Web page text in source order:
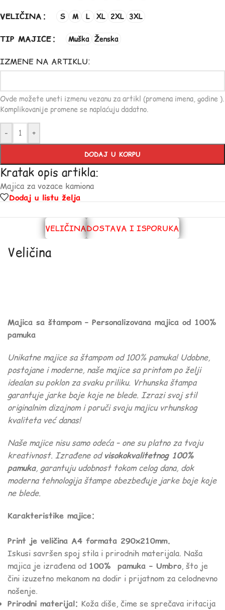
VELIČINA S M L XL 2XL 3XL
TIP MAJICE Muška Ženska
IZMENE NA ARTIKLU:
Ovde možete uneti izmenu vezanu za artikl (promena imena, godine ).
Komplikovanije promene se naplaćuju dadatno.
- +
DODAJ U KORPU
Kratak opis artikla:
Majica za vozace kamiona
Dodaj u listu želja
VELIČINADOSTAVA I ISPORUKA
Veličina
Majica sa štampom – Personalizovana majica od 100%
pamuka
Unikatne majice sa štampom od 100% pamuka! Udobne,
postojane i moderne, naše majice sa printom po želji
idealan su poklon za svaku priliku. Vrhunska štampa
garantuje jarke boje koje ne blede. Izrazi svoj stil
originalnim dizajnom i poruči svoju majicu vrhunskog
kvaliteta već danas!
Naše majice nisu samo odeća – one su platno za tvoju
kreativnost. Izrađene odvisokokvalitetnog 100%
pamuka, garantuju udobnost tokom celog dana, dok
moderna tehnologija štampe obezbeđuje jarke boje koje
ne blede.
Karakteristike majice:
Print je veličina A4 formata 290x210mm.
Iskusi savršen spoj stila i prirodnih materijala. Naša
majica je izrađena od 100% pamuka – Umbro, što je
čini izuzetno mekanom na dodir i prijatnom za celodnevno
nošenje.
Prirodni materijal: Koža diše, čime se sprečava iritacija